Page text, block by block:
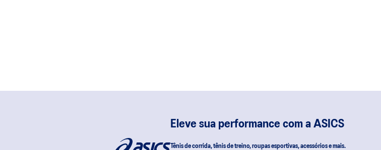
Eleve sua performance com a ASICS
Tênis de corrida, tênis de treino, roupas esportivas, acessórios e mais.